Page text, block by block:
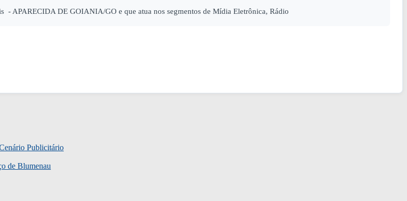
APARECIDA DE GOIANIA/GO e que atua nos segmentos de Mídia Eletrônica, Rádio
Publicitário
de Blumenau